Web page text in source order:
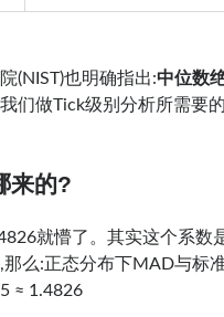
(NIST)也明确指出:中位数
们做Tick级别分析所需要
来的?
就懵了。其实这个系数
么:正态分布下MAD与标
≈ 1.4826